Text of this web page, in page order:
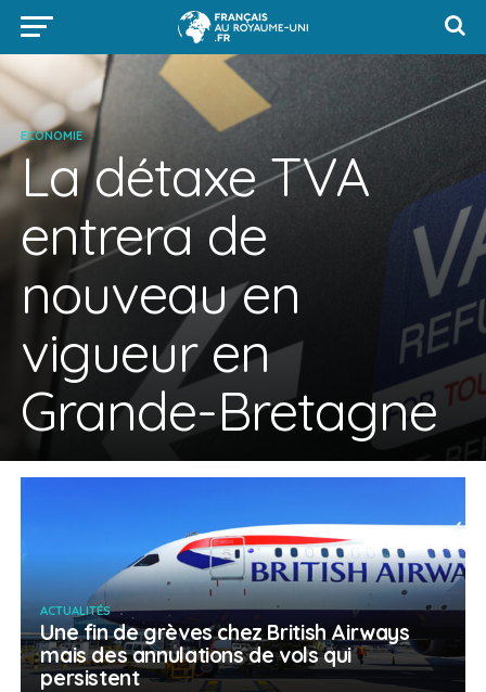
ECONOMIE
La détaxe TVA
entrera de
nouveau en
vigueur en
Grande-Bretagne
ACTUALITÉS
Une fin de grèves chez British Airways
mais des annulations de vols qui
persistent